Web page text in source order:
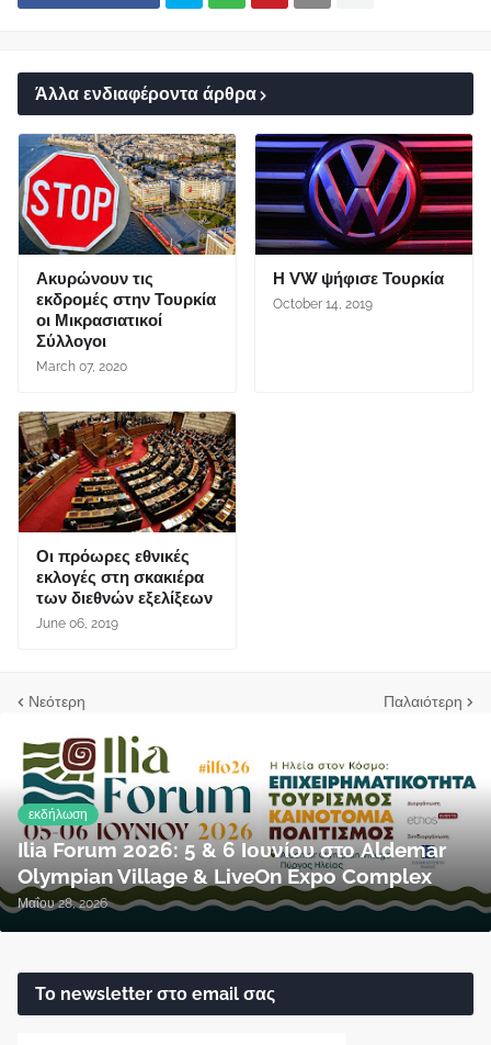
Άλλα ενδιαφέροντα άρθρα
Ακυρώνουν τις
εκδρομές στην Τουρκία
οι Μικρασιατικοί
Σύλλογοι
March 07, 2020
Η VW ψήφισε Τουρκία
October 14, 2019
Οι πρόωρες εθνικές
εκλογές στη σκακιέρα
των διεθνών εξελίξεων
June 06, 2019
Νεότερη Παλαιότερη
εκδήλωση
Ilia Forum 2026: 5 & 6 Ιουνίου στο Aldemar
Olympian Village & LiveOn Expo Complex
Μαΐου 28, 2026
Το newsletter στο email σας